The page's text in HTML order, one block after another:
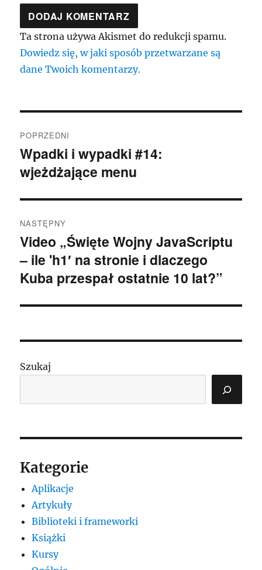
Ta strona używa Akismet do redukcji spamu.
Dowiedz się, w jaki sposób przetwarzane są
dane Twoich komentarzy.
wpisu
POPRZEDNI
Poprzedni
wpis:
Wpadki i wypadki #14:
wjeżdżające menu
NASTĘPNY
Następny
wpis:
Video „Święte Wojny JavaScriptu
– ile 'h1′ na stronie i dlaczego
Kuba przespał ostatnie 10 lat?”
Szukaj
Kategorie
Aplikacje
Artykuły
Biblioteki i frameworki
Książki
Kursy